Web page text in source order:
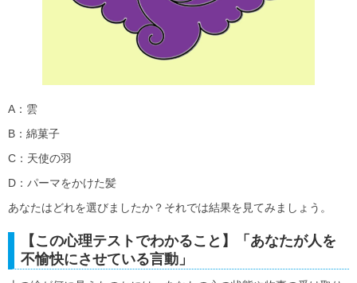
A：雲
B：綿菓子
C：天使の羽
D：パーマをかけた髪
あなたはどれを選びましたか？それでは結果を見てみましょう。
【この心理テストでわかること】「あなたが人を
不愉快にさせている言動」